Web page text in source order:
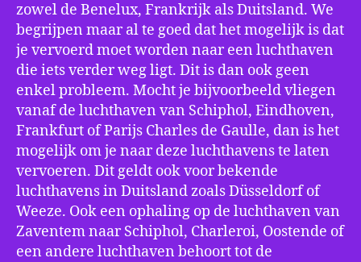
zowel de Benelux, Frankrijk als Duitsland. We
begrijpen maar al te goed dat het mogelijk is dat
je vervoerd moet worden naar een luchthaven
die iets verder weg ligt. Dit is dan ook geen
enkel probleem. Mocht je bijvoorbeeld vliegen
vanaf de luchthaven van Schiphol, Eindhoven,
Frankfurt of Parijs Charles de Gaulle, dan is het
mogelijk om je naar deze luchthavens te laten
vervoeren. Dit geldt ook voor bekende
luchthavens in Duitsland zoals Düsseldorf of
Weeze. Ook een ophaling op de luchthaven van
Zaventem naar Schiphol, Charleroi, Oostende of
een andere luchthaven behoort tot de